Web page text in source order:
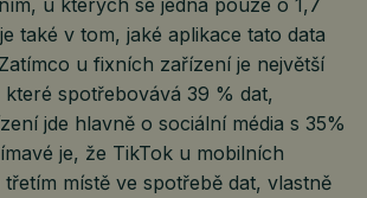
také v tom, jaké aplikace tato data
u fixních zařízení je největší
spotřebovává 39 % dat,
jde hlavně o sociální média s 35%
je, že TikTok u mobilních
místě ve spotřebě dat, vlastně